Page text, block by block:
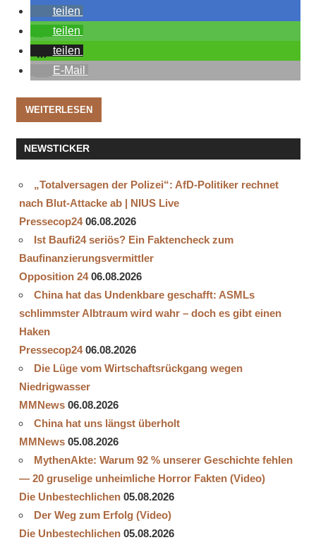
teilen
teilen
teilen
E-Mail
WEITERLESEN
NEWSTICKER
„Totalversagen der Polizei“: AfD-Politiker rechnet
nach Blut-Attacke ab | NIUS Live
Pressecop24 06.08.2026
Ist Baufi24 seriös? Ein Faktencheck zum
Baufinanzierungsvermittler
Opposition 24 06.08.2026
China hat das Undenkbare geschafft: ASMLs
schlimmster Albtraum wird wahr – doch es gibt einen
Haken
Pressecop24 06.08.2026
Die Lüge vom Wirtschaftsrückgang wegen
Niedrigwasser
MMNews 06.08.2026
China hat uns längst überholt
MMNews 05.08.2026
MythenAkte: Warum 92 % unserer Geschichte fehlen
— 20 gruselige unheimliche Horror Fakten (Video)
Die Unbestechlichen 05.08.2026
Der Weg zum Erfolg (Video)
Die Unbestechlichen 05.08.2026